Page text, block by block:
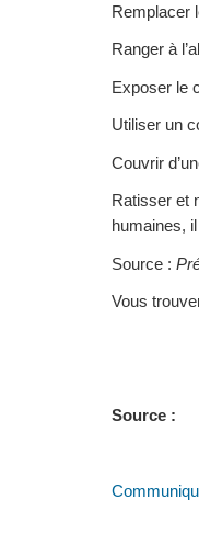
Remplacer
Ranger à
Exposer le
Utiliser un
Couvrir
Ratisser et
humaines,
Source :
Vous
Source